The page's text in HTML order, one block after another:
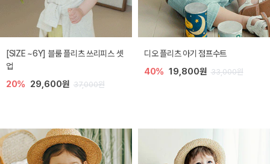
[SIZE ~6Y] 블룸 플리츠 쓰리피스 셋
업
20% 29,600원 37,000원
디오 플리츠 아기 점프수트
40% 19,800원 33,000원